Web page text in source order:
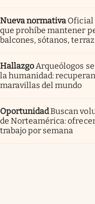
Nueva normativa Oficial
que prohíbe mantener
balcones, sótanos,
HallazgoArqueólogos
la humanidad:
maravillas del mundo
OportunidadBuscan
de Norteamérica:
trabajo por semana